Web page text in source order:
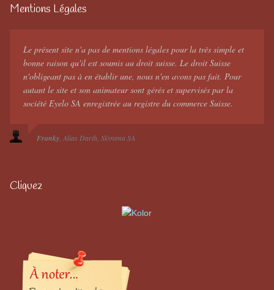
Mentions Légales
Le présent site n'a pas de mentions légales pour la très simple et
bonne raison qu'il est soumis au droit suisse. Le droit Suisse
n'obligeant pas à en établir une, nous n'en avons pas fait. Pour
autant le site et son animateur sont gérés et supervisés par la
société Eyelo SA enregistrée au registre du commerce Suisse.
Franky Alias Darth Skynima SA
Cliquez